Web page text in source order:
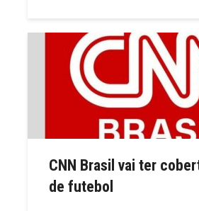
CNN Brasil vai ter
de futebol